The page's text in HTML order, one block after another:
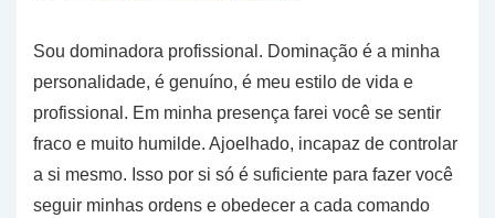
Sou dominadora profissional. Dominação é a minha
personalidade, é genuíno, é meu estilo de vida e
profissional. Em minha presença farei você se sentir
fraco e muito humilde. Ajoelhado, incapaz de controlar
a si mesmo. Isso por si só é suficiente para fazer você
seguir minhas ordens e obedecer a cada comando